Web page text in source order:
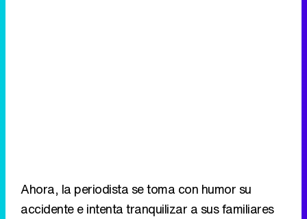
Ahora, la periodista se toma con humor su
accidente e intenta tranquilizar a sus familiares